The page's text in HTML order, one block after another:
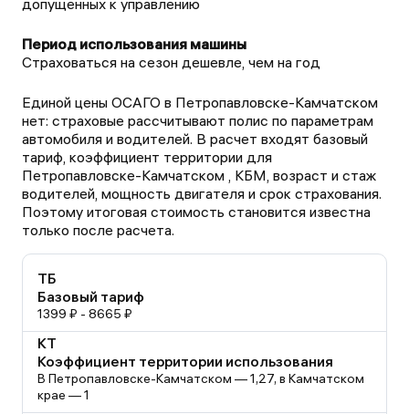
допущенных к управлению
Страховаться на сезон дешевле, чем на год
Единой цены ОСАГО в Петропавловске-Камчатском
нет: страховые рассчитывают полис по параметрам
автомобиля и водителей. В расчет входят базовый
тариф, коэффициент территории для
Петропавловске-Камчатском , КБМ, возраст и стаж
водителей, мощность двигателя и срок страхования.
Поэтому итоговая стоимость становится известна
только после расчета.
ТБ
Базовый тариф
1399 ₽ - 8665 ₽
КТ
Коэффициент территории использования
В Петропавловске-Камчатском — 1,27, в Камчатском
крае — 1